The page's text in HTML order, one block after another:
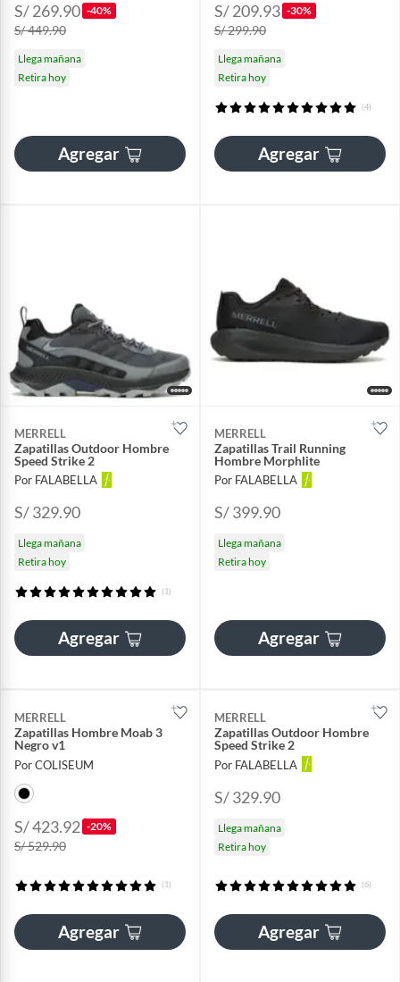
S/ 269.90 -40%
S/ 449.90
Llega mañana
Retira hoy
Agregar
S/ 209.93 -30%
S/ 299.90
Llega mañana
Retira hoy
(4)
Agregar
MERRELL
Zapatillas Outdoor Hombre
Speed Strike 2
Por FALABELLA
S/ 329.90
Llega mañana
Retira hoy
(1)
Agregar
MERRELL
Zapatillas Trail Running
Hombre Morphlite
Por FALABELLA
S/ 399.90
Llega mañana
Retira hoy
Agregar
MERRELL
Zapatillas Hombre Moab 3
Negro v1
Por COLISEUM
S/ 423.92 -20%
S/ 529.90
(1)
Agregar
MERRELL
Zapatillas Outdoor Hombre
Speed Strike 2
Por FALABELLA
S/ 329.90
Llega mañana
Retira hoy
(6)
Agregar